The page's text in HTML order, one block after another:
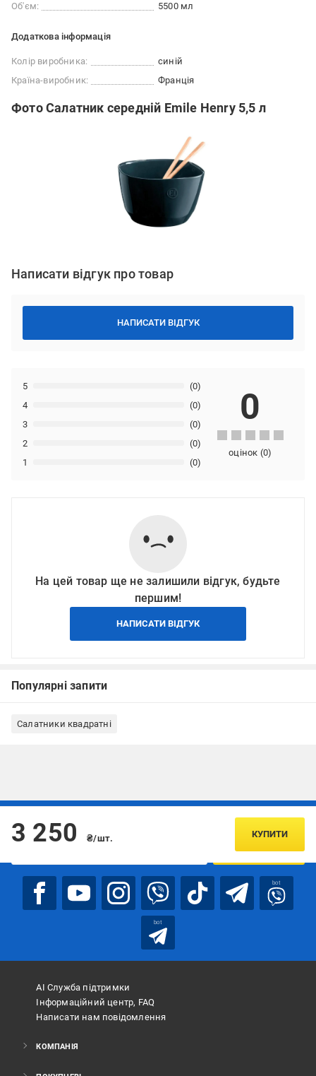
Об'єм: 5500 мл
Додаткова інформація
Колір виробника:
синій
Країна-виробник:
Франція
Фото Салатник середній Emile Henry 5,5 л
Написати відгук про товар
НАПИСАТИ ВІДГУК
1 (0)
2 (0)
3 (0)
4 (0)
5 (0)
0
оцінок (0)
На цей товар ще не залишили відгук, будьте
першим!
НАПИСАТИ ВІДГУК
Популярні запити
Салатники квадратні
3 250 ₴/шт. КУПИТИ
Підписуйтесь, щоб дізнаватись першим про акції та пропозиції
ПІДПИСАТИСЯ
bot
bot
АІ Служба підтримки
Інформаційний центр, FAQ
Написати нам повідомлення
КОМПАНІЯ